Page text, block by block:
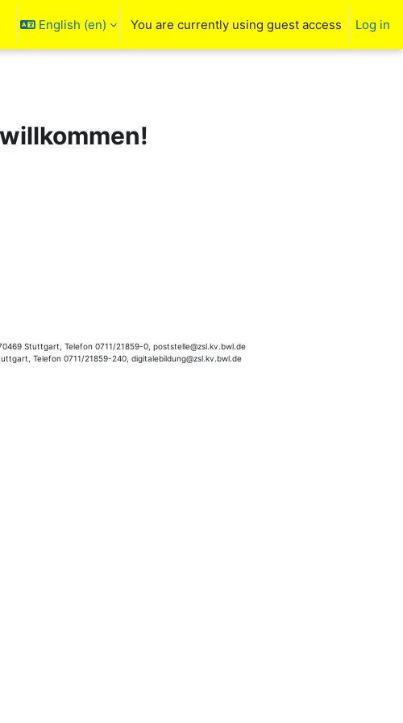
search input
English ‎(en)‎ You are currently using guest access Log in
Stuttgart, Telefon 0711/21859-0, poststelle@zsl.kv.bwl.de
Telefon 0711/21859-240, digitalebildung@zsl.kv.bwl.de